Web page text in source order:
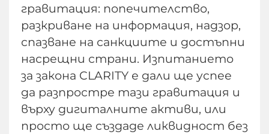
гравитация: попечителство,
разкриване на информация, надзор,
спазване на санкциите и достъпни
насрещни страни. Изпитанието
за закона CLARITY е дали ще успее
да разпростре тази гравитация и
върху дигиталните активи, или
просто ще създаде ликвидност без